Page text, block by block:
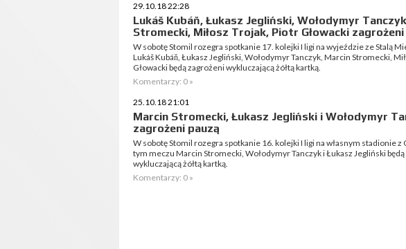
29.10.18 22:28
Lukáš Kubáň, Łukasz Jegliński, Wołodymyr
Stromecki, Miłosz Trojak, Piotr Głowacki zagrożeni
W sobotę Stomil rozegra spotkanie 17. kolejki I ligi na wyjeździe ze Stalą
Lukáš Kubáň, Łukasz Jegliński, Wołodymyr Tanczyk, Marcin Stromecki,
Głowacki będą zagrożeni wykluczającą żółtą kartką.
Komentarzy: 0 »
25.10.18 21:01
Marcin Stromecki, Łukasz Jegliński i Wołodymyr
zagrożeni pauzą
W sobotę Stomil rozegra spotkanie 16. kolejki I ligi na własnym stadionie z
tym meczu Marcin Stromecki, Wołodymyr Tanczyk i Łukasz Jegliński
wykluczającą żółtą kartką.
Komentarzy: 0 »